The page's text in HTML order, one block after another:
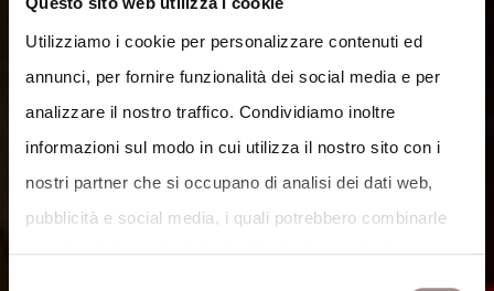
Utilizziamo i cookie per personalizzare contenuti ed
annunci, per fornire funzionalità dei social media e per
analizzare il nostro traffico. Condividiamo inoltre
informazioni sul modo in cui utilizza il nostro sito con i
nostri partner che si occupano di analisi dei dati web,
pubblicità e social media, i quali potrebbero combinarle